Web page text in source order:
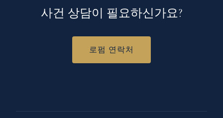
사건 상담이 필요하신가요?
로펌 연락처